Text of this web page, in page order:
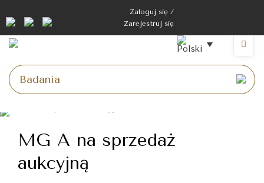
Zaloguj się /
Zarejestruj się
MG A na sprzedaż
aukcyjną